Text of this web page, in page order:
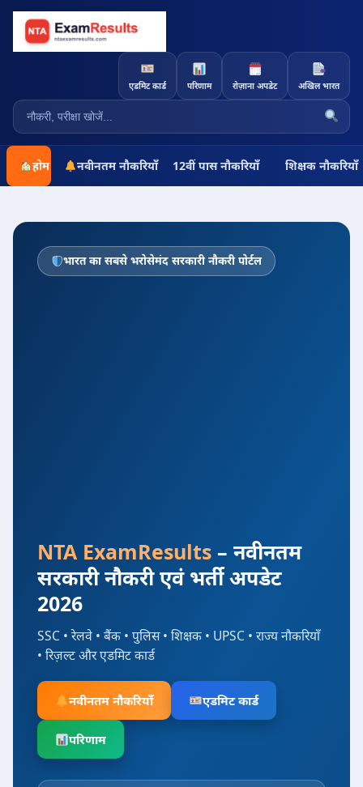
एडमिट कार्ड परिणाम रोज़ाना अपडेट अखिल भारत
होम नवीनतम नौकरियाँ 12वीं पास नौकरियाँ शिक्षक नौकरियाँ
भारत का सबसे भरोसेमंद सरकारी नौकरी पोर्टल
NTA ExamResults – नवीनतम
सरकारी नौकरी एवं भर्ती अपडेट
2026
SSC • रेलवे • बैंक • पुलिस • शिक्षक • UPSC • राज्य नौकरियाँ
• रिज़ल्ट और एडमिट कार्ड
नवीनतम नौकरियाँ एडमिट कार्ड
परिणाम